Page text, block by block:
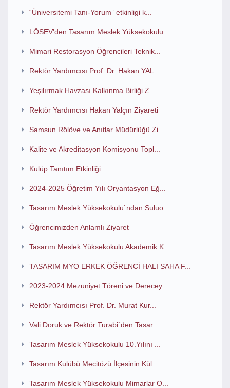
“Üniversitemi Tanı-Yorum” etkinligi k...
LÖSEV'den Tasarım Meslek Yüksekokulu ...
Mimari Restorasyon Öğrencileri Teknik...
Rektör Yardımcısı Prof. Dr. Hakan YAL...
Yeşilırmak Havzası Kalkınma Birliği Z...
Rektör Yardımcısı Hakan Yalçın Ziyareti
Samsun Rölöve ve Anıtlar Müdürlüğü Zi...
Kalite ve Akreditasyon Komisyonu Topl...
Kulüp Tanıtım Etkinliği
2024-2025 Öğretim Yılı Oryantasyon Eğ...
Tasarım Meslek Yüksekokulu`ndan Suluo...
Öğrencimizden Anlamlı Ziyaret
Tasarım Meslek Yüksekokulu Akademik K...
TASARIM MYO ERKEK ÖĞRENCİ HALI SAHA F...
2023-2024 Mezuniyet Töreni ve Derecey...
Rektör Yardımcısı Prof. Dr. Murat Kur...
Vali Doruk ve Rektör Turabi`den Tasar...
Tasarım Meslek Yüksekokulu 10.Yılını ...
Tasarım Kulübü Mecitözü İlçesinin Kül...
Tasarım Meslek Yüksekokulu Mimarlar O...